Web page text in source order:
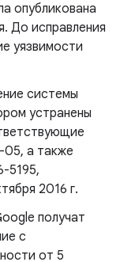
опубликована
До исправления
уязвимости
системы
устранены
05, а также
5195,
2016 г.
получат
с
от 5